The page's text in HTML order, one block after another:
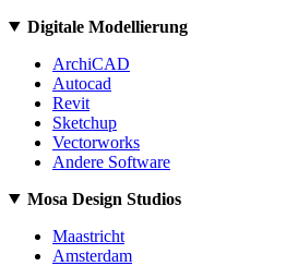
Digitale Modellierung
ArchiCAD
Autocad
Revit
Sketchup
Vectorworks
Andere Software
Mosa Design Studios
Maastricht
Amsterdam